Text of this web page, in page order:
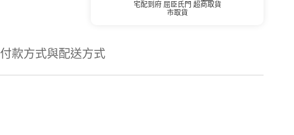
宅配到府 屈臣氏門
市取貨
超商取貨
付款方式與配送方式